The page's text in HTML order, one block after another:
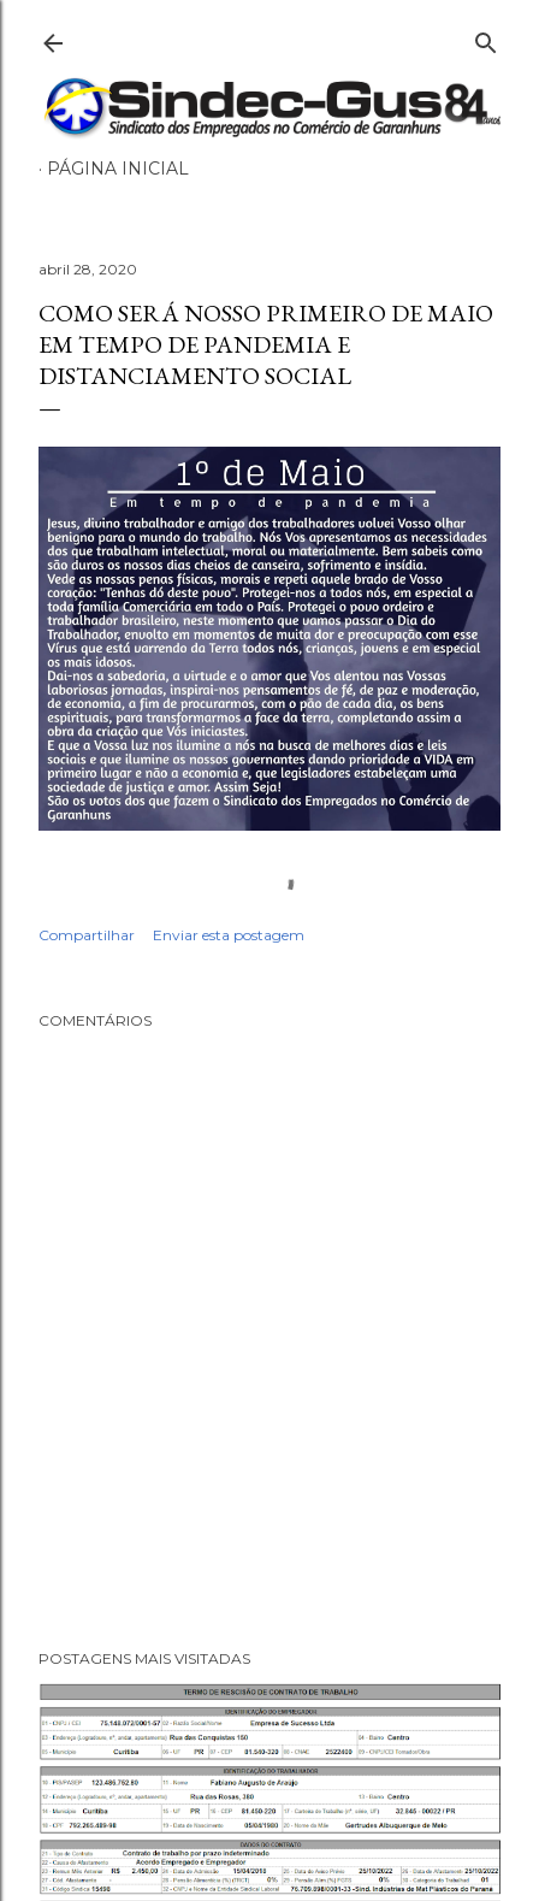
PÁGINA INICIAL
abril 28, 2020
COMO SERÁ NOSSO PRIMEIRO DE MAIO
EM TEMPO DE PANDEMIA E
DISTANCIAMENTO SOCIAL
Compartilhar Enviar esta postagem
COMENTÁRIOS
POSTAGENS MAIS VISITADAS